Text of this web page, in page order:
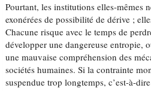
Pourtant, les institutions elles-mêmes
exonérées de possibilité de dérive ;
Chacune risque avec le temps de
développer une dangereuse entropie,
une mauvaise compréhension des
sociétés humaines. Si la contrainte
suspendue trop longtemps, c’est-à-